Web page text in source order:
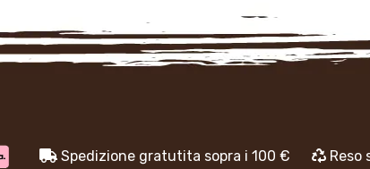
Spedizione gratutita sopra i 100 € Reso